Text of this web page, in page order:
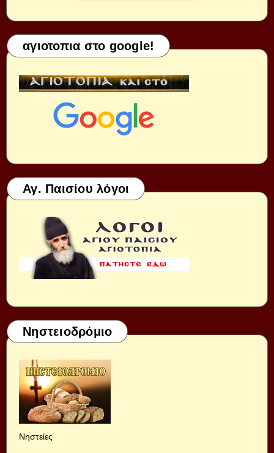
αγιοτοπια στο google!
Αγ. Παισίου λόγοι
Νηστειοδρόμιο
Νηστείες